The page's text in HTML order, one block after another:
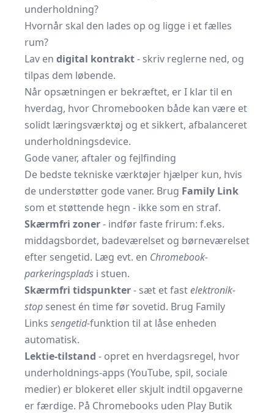
underholdning?
Hvornår skal den lades op og ligge i et fælles
rum?
Lav en digital kontrakt- skriv reglerne ned, og
tilpas dem løbende.
Når opsætningen er bekræftet, er I klar til en
hverdag, hvor Chromebooken både kan være et
solidt læringsværktøj og et sikkert, afbalanceret
underholdningsdevice.
Gode vaner, aftaler og fejlfinding
De bedste tekniske værktøjer hjælper kun, hvis
de understøtter gode vaner. Brug Family Link
som et støttende hegn - ikke som en straf.
Skærmfri zoner- indfør faste frirum: f.eks.
middagsbordet, badeværelset og børneværelset
efter sengetid. Læg evt. en Chromebook-
parkeringsplads i stuen.
Skærmfri tidspunkter- sæt et fastelektronik-
stop senest én time før sovetid. Brug Family
Links sengetid-funktion til at låse enheden
automatisk.
Lektie-tilstand - opret en hverdagsregel, hvor
underholdnings-apps (YouTube, spil, sociale
medier) er blokeret eller skjult indtil opgaverne
er færdige. På Chromebooks uden Play Butik